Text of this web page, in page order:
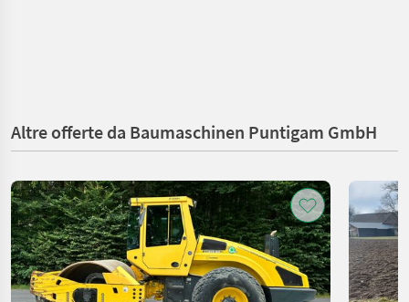
Altre offerte da Baumaschinen Puntigam GmbH